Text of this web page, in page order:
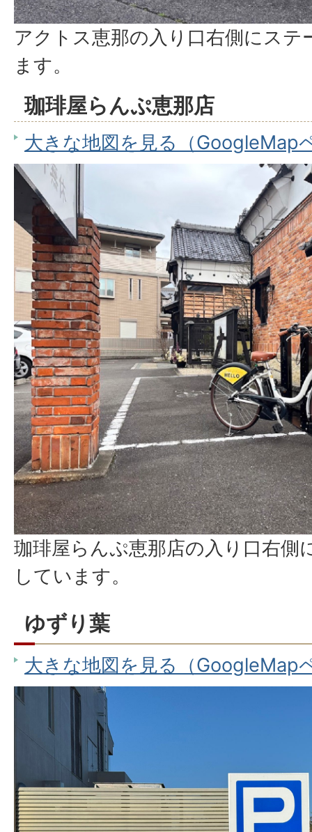
アクトス恵那の入り口右側にステ
ます。
珈琲屋らんぷ恵那店
大きな地図を見る（GoogleMap
珈琲屋らんぷ恵那店の入り口右側
しています。
ゆずり葉
大きな地図を見る（GoogleMap